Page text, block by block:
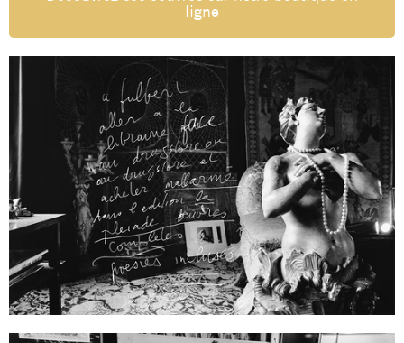
ligne